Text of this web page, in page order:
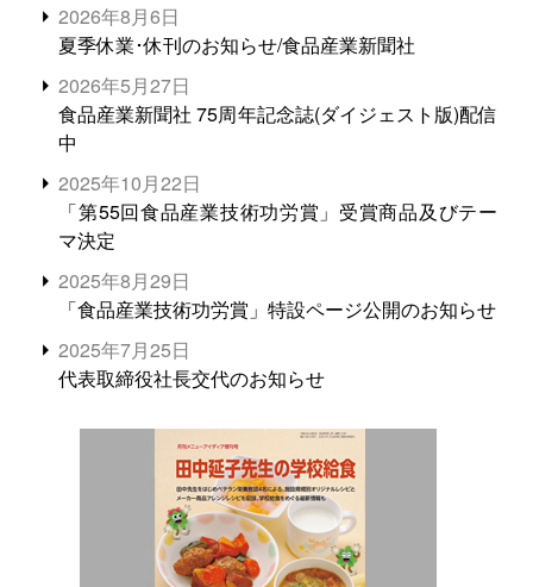
2026年8月6日
夏季休業･休刊のお知らせ/食品産業新聞社
2026年5月27日
食品産業新聞社 75周年記念誌(ダイジェスト版)配信
中
2025年10月22日
「第55回食品産業技術功労賞」受賞商品及びテー
マ決定
2025年8月29日
「食品産業技術功労賞」特設ページ公開のお知らせ
2025年7月25日
代表取締役社長交代のお知らせ